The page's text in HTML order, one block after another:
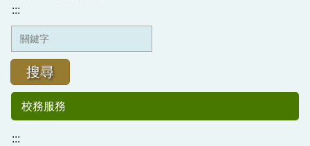
:::
搜尋
校務服務
:::